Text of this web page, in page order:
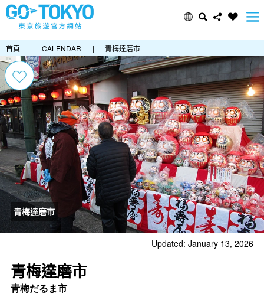
首頁 | CALENDAR | 青梅達磨市
青梅達磨市
Updated: January 13, 2026
青梅達磨市
青梅だるま市